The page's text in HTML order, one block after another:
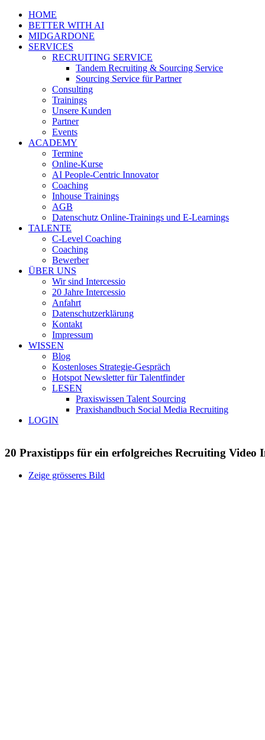
HOME
BETTER WITH AI
MIDGARDONE
SERVICES
RECRUITING SERVICE
Tandem Recruiting & Sourcing Service
Sourcing Service für Partner
Consulting
Trainings
Unsere Kunden
Partner
Events
ACADEMY
Termine
Online-Kurse
AI People-Centric Innovator
Coaching
Inhouse Trainings
AGB
Datenschutz Online-Trainings und E-Learnings
TALENTE
C-Level Coaching
Coaching
Bewerber
ÜBER UNS
Wir sind Intercessio
20 Jahre Intercessio
Anfahrt
Datenschutzerklärung
Kontakt
Impressum
WISSEN
Blog
Kostenloses Strategie-Gespräch
Hotspot Newsletter für Talentfinder
LESEN
Praxiswissen Talent Sourcing
Praxishandbuch Social Media Recruiting
LOGIN
20 Praxistipps für ein erfolgreiches Recruiting Video
Zeige grösseres Bild